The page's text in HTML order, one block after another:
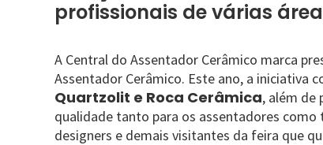
profissionais de várias
A Central do Assentador Cerâmico marca
Assentador Cerâmico. Este ano, a iniciativa
Quartzolit e Roca Cerâmica, além de
qualidade tanto para os assentadores
designers e demais visitantes da feira que